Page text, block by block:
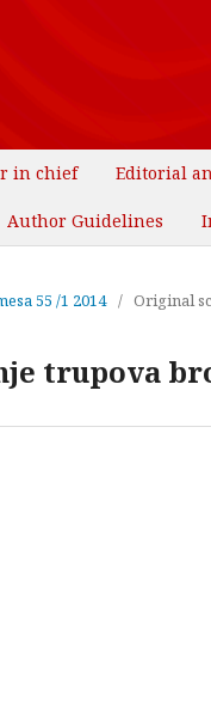
in chief Editorial
Author Guidelines
55 /1 2014 / Original
trupova